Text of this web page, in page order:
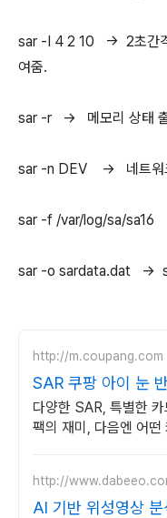
sar -I 4 2 10 -> 2초간
여줌.
sar -r -> 메모리 상태
sar -n DEV -> 네트워
sar -f /var/log/sa/sa16 -
sar -o sardata.dat ->
http://m.coupang.com
SAR 쿠팡 아이 눈
다양한 SAR, 특별한
팩의 재미, 다음엔 어떤
http://
AI 기반 위성영상 분